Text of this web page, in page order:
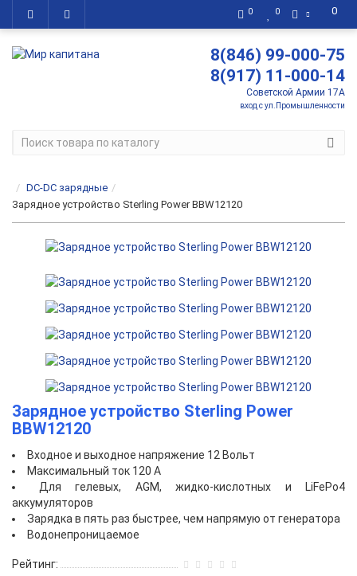
0
0 0
8(846) 99-000-75
8(917) 11-000-14
Советской Армии 17А
вход с ул.Промышленности
DC-DC зарядные
Зарядное устройство Sterling Power BBW12120
Зарядное устройство Sterling Power
BBW12120
Входное и выходное напряжение 12 Вольт
Максимальный ток 120 А
Для гелевых, AGM, жидко-кислотных и LiFePo4
аккумуляторов
Зарядка в пять раз быстрее, чем напрямую от генератора
Водонепроницаемое
Рейтинг: